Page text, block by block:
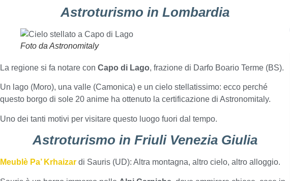
Astroturismo in Lombardia
Foto da Astronomitaly
La regione si fa notare con Capo di Lago, frazione di Darfo Boario Terme (BS).
Un lago (Moro), una valle (Camonica) e un cielo stellatissimo: ecco perché
questo borgo di sole 20 anime ha ottenuto la certificazione di Astronomitaly.
Uno dei tanti motivi per visitare questo luogo fuori dal tempo.
Astroturismo in Friuli Venezia Giulia
Meublè Pa’ Krhaizar di Sauris (UD): Altra montagna, altro cielo, altro alloggio.